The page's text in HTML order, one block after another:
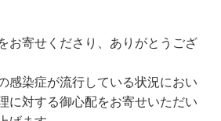
お寄せくださり、ありがとうござ
感染症が流行している状況におい
に対する御心配をお寄せいただい